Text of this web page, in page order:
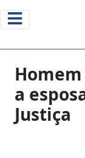
a
Justiça